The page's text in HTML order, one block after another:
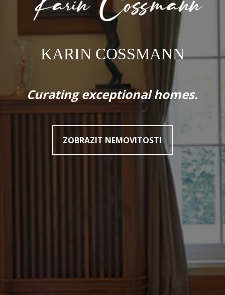
KARIN COSSMANN
Curating exceptional homes.
ZOBRAZIT NEMOVITOSTI